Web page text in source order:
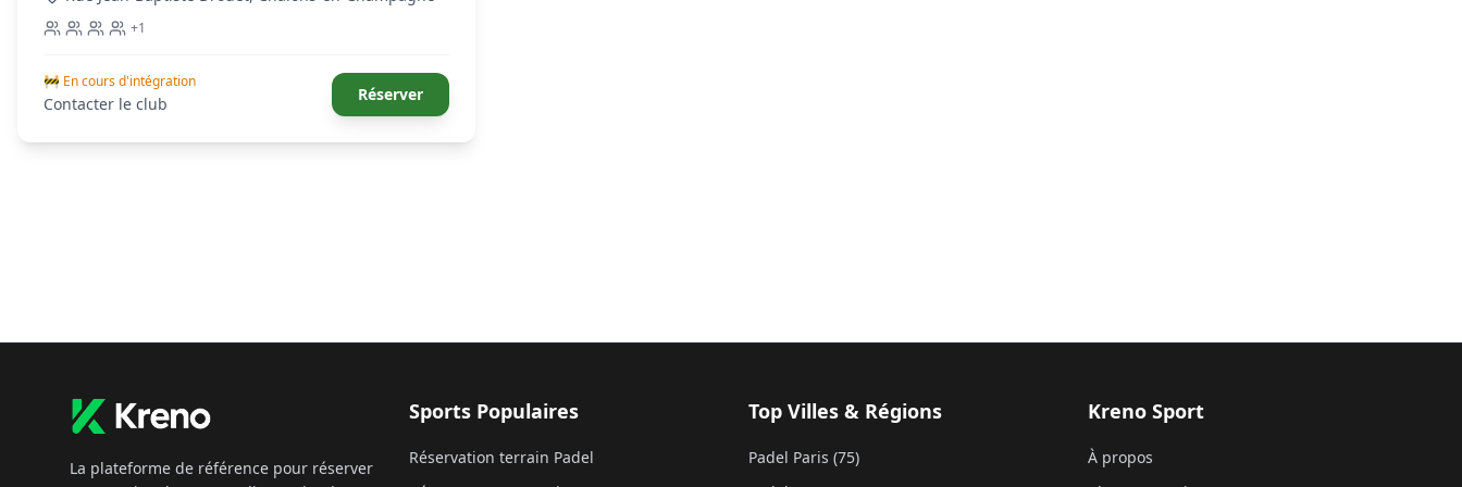
+1
🚧 En cours d'intégration
Contacter le club Réserver
La plateforme de référence pour réserver
Sports Populaires
Réservation terrain Padel
Top Villes & Régions
Padel Paris (75)
Kreno Sport
À propos